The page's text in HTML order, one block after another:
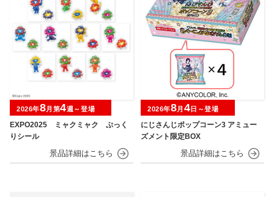
EXPO2025 ミャクミャク ぷっく
りシール
2026年8月第4週～登場
にじさんじポップコーン3 アミュー
ズメント限定BOX
2026年8月 4日～登場